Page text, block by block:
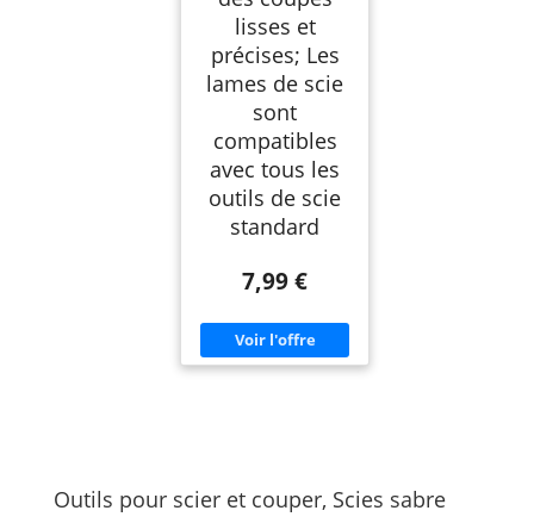
lisses et
précises; Les
lames de scie
sont
compatibles
avec tous les
outils de scie
standard
7,99 €
Outils pour scier et couper, Scies sabre